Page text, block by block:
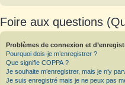
Foire aux questions
Problèmes de connexion et
Pourquoi dois-je m’enregistrer ?
Que signifie COPPA ?
Je souhaite m’enregistrer, mais je n’y
Je suis enregistré mais je ne peux pas